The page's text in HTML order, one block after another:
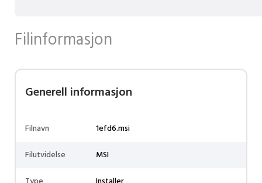
Filinformasjon
Generell informasjon
Filnavn
1efd6.msi
Filutvidelse
MSI